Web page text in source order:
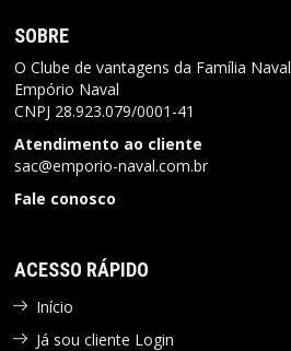
SOBRE
O Clube de vantagens da Família Naval
Empório Naval
CNPJ 28.923.079/0001-41
Atendimento ao cliente
sac@emporio-naval.com.br
Fale conosco
ACESSO RÁPIDO
Início
Já sou cliente Login